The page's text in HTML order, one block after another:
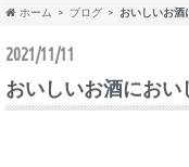
ホーム ブログ おいしいお酒
2021/11/11
おいしいお酒にお